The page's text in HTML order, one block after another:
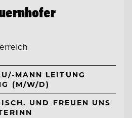
MANN LEITUNG
(M/W/D)
UND FREUEN UNS